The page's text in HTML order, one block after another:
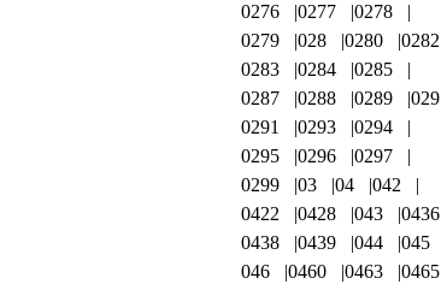
0276
0277
0278
0279
028 0280
0282
0283
0284
0285
0287
0288 0289
029
0291
0293
0294
0295
0296
0297
0299
03 04
042
0422
0428 043
0436
0438
0439 044
045
046
0460 0463
0465